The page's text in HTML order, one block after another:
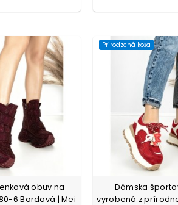
obuv na
6 Bordová | Mei
Prirodzená koža
Dámska
vyrobená z